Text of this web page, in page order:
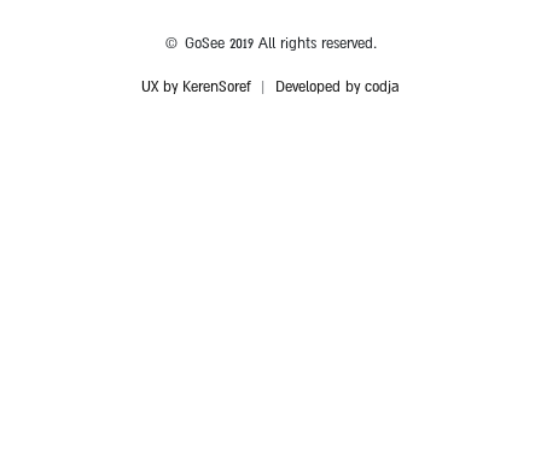
© GoSee 2019 All rights reserved.
UX by KerenSoref Developed by codja